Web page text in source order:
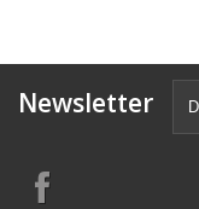
Newsletter